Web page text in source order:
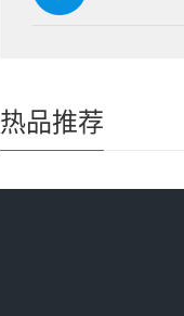
热品推荐